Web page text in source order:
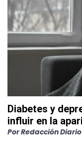
Diabetes y
influir en la
PorRedacción